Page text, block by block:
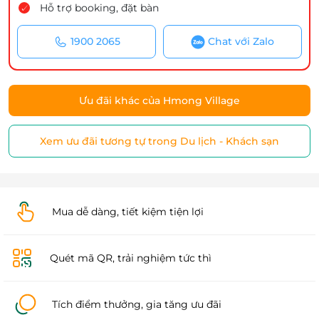
Hỗ trợ booking, đặt bàn
1900 2065 Chat với Zalo
Ưu đãi khác của Hmong Village
Xem ưu đãi tương tự trong Du lịch - Khách sạn
Mua dễ dàng, tiết kiệm tiện lợi
Quét mã QR, trải nghiệm tức thì
Tích điểm thưởng, gia tăng ưu đãi